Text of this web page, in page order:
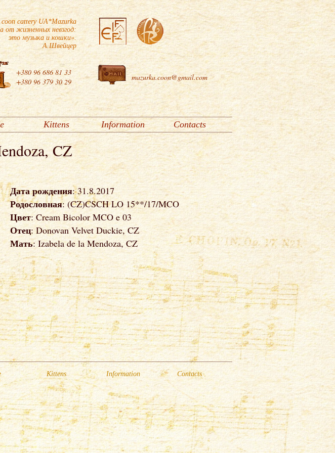
cattery UA*Mazurka
от жизненных невзгод:
это музыка и кошки».
А.Швейцер
+380 96 686 81 33
+380 96 379 30 29
mazurka.coon@gmail.com
Kittens Information Contacts
CZ
Дата рождения: 31.8.2017
Родословная: (CZ)CSCH LO 15**/17/MCO
Цвет: Cream Bicolor MCO e 03
Отец: Donovan Velvet Duckie, CZ
Мать: Izabela de la Mendoza, CZ
Kittens Information Contacts